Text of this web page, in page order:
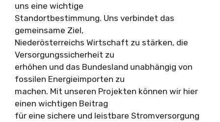
uns eine wichtige
Standortbestimmung. Uns verbindet das
gemeinsame Ziel,
Niederösterreichs Wirtschaft zu stärken, die
Versorgungssicherheit zu
erhöhen und das Bundesland unabhängig von
fossilen Energieimporten zu
machen. Mit unseren Projekten können wir hier
einen wichtigen Beitrag
für eine sichere und leistbare Stromversorgung